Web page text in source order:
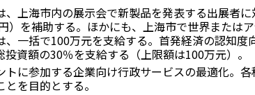
上海市内の展示会で新製品を発表する出展者
）を補助する。ほかにも、上海市で世界または
一括で100万元を支給する。首発経済の認知
資額の30％を支給する（上限額は100万元）。
に参加する企業向け行政サービスの最適化。各
を目的とする。